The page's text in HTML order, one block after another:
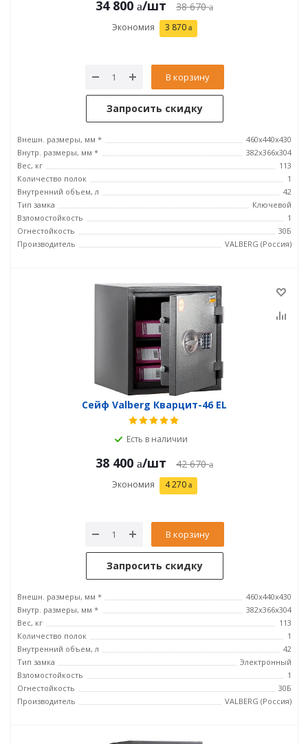
34 800 /шт 38 670
Экономия 3 870
В корзину
Запросить скидку
Внешн. размеры, мм *
460х440х430
Внутр. размеры, мм *
382х366х304
Вес, кг
113
Количество полок
1
Внутренний объем, л
42
Тип замка
Ключевой
Взломостойкость
1
Огнестойкость
30Б
Производитель
VALBERG (Россия)
Сейф Valberg Кварцит-46 EL
Есть в наличии
38 400 /шт 42 670
Экономия 4 270
В корзину
Запросить скидку
Внешн. размеры, мм *
460x440x430
Внутр. размеры, мм *
382x366x304
Вес, кг
113
Количество полок
1
Внутренний объем, л
42
Тип замка
Электронный
Взломостойкость
1
Огнестойкость
30Б
Производитель
VALBERG (Россия)